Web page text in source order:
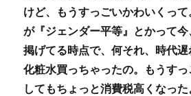
けど、もうすっごいかわいくっ
が『ジェンダー平等』とかって
掲げてる時点で、何それ、時代遅
化粧水買っちゃったの。もうす
してもちょっと消費税高くなっ